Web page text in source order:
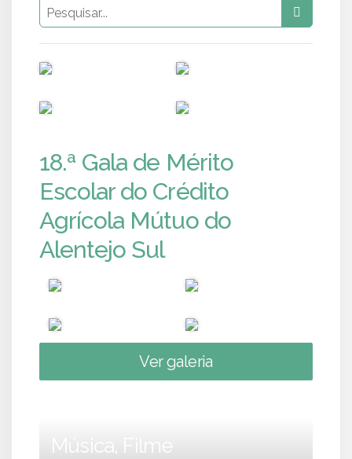
18.ª Gala de Mérito
Escolar do Crédito
Agrícola Mútuo do
Alentejo Sul
Ver galeria
Música, Filme